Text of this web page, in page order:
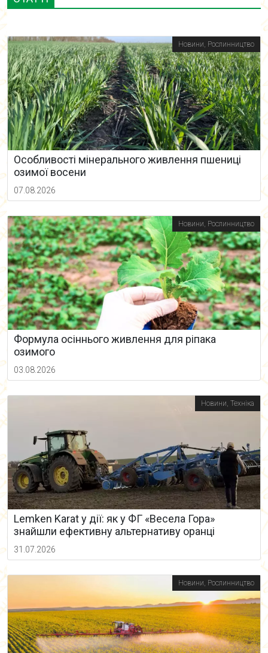
Новини, Рослинництво
Особливості мінерального живлення пшениці
озимої восени
07.08.2026
Новини, Рослинництво
Формула осіннього живлення для ріпака
озимого
03.08.2026
Новини, Техніка
Lemken Karat у дії: як у ФГ «Весела Гора»
знайшли ефективну альтернативу оранці
31.07.2026
Новини, Рослинництво